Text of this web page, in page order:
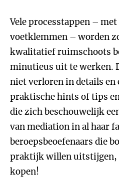
Vele processtappen – met
voetklemmen – worden
kwalitatief ruimschoots
minutieus uit te werken.
niet verloren in details
praktische hints of tips
die zich beschouwelijk
van mediation in al haar
beroepsbeoefenaars die
praktijk willen uitstijgen,
kopen!